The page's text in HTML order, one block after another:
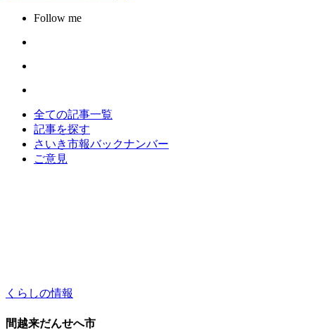
Follow me
全ての記事一覧
記事を探す
さいき市報バックナンバー
ご意見
くらしの情報
間越来だんせへ市